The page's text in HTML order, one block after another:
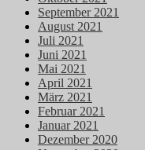
September 2021
August 2021
Juli 2021
Juni 2021
Mai 2021
April 2021
März 2021
Februar 2021
Januar 2021
Dezember 2020